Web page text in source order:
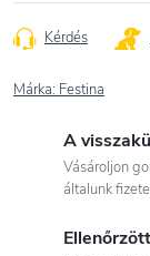
Kérdés
Márka: Festina
A
Vásároljon
általunk